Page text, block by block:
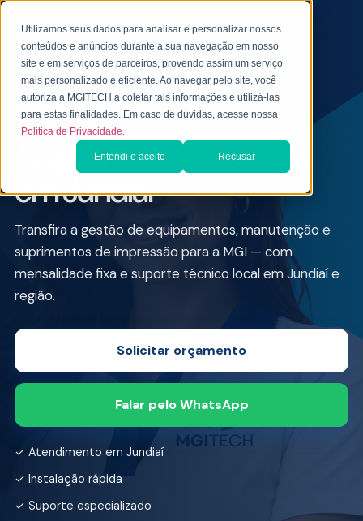
Utilizamos seus dados para analisar e personalizar nossos
conteúdos e anúncios durante a sua navegação em nosso
site e em serviços de parceiros, provendo assim um serviço
mais personalizado e eficiente. Ao navegar pelo site, você
autoriza a MGITECH a coletar tais informações e utilizá-las
para estas finalidades. Em caso de dúvidas, acesse nossa
Política de Privacidade.
Entendi e aceito Recusar
ALUGUEL DE IMPRESSORA PARA EMPRESAS
Aluguel de Impressoras
em Jundiaí
Transfira a gestão de equipamentos, manutenção e
suprimentos de impressão para a MGI — com
mensalidade fixa e suporte técnico local em Jundiaí e
região.
Solicitar orçamento
Falar pelo WhatsApp
✓ Atendimento em Jundiaí
✓ Instalação rápida
✓ Suporte especializado